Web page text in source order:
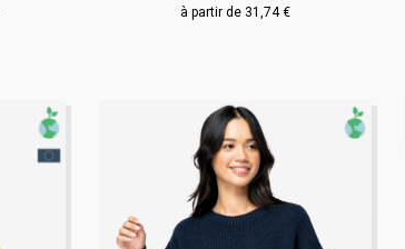
à partir de 31,74 €